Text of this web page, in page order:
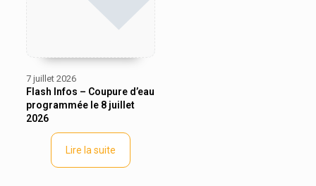
7 juillet 2026
Flash Infos – Coupure d’eau
programmée le 8 juillet
2026
Lire la suite